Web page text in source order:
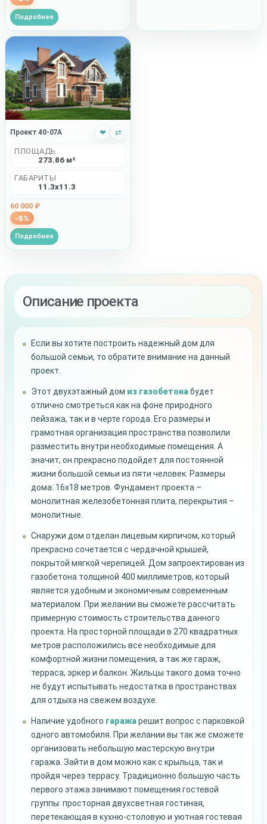
Подробнее
Проект 40-07A ❤ ⇄
ПЛОЩАДЬ
273.86 м²
ГАБАРИТЫ
11.3x11.3
60 000 ₽
-5%
Подробнее
Описание проекта
Если вы хотите построить надежный дом для
большой семьи, то обратите внимание на данный
проект.
Этот двухэтажный дом из газобетонабудет
отлично смотреться как на фоне природного
пейзажа, так и в черте города. Его размеры и
грамотная организация пространства позволили
разместить внутри необходимые помещения. А
значит, он прекрасно подойдет для постоянной
жизни большой семьи из пяти человек. Размеры
дома: 16х18 метров. Фундамент проекта –
монолитная железобетонная плита, перекрытия –
монолитные.
Снаружи дом отделан лицевым кирпичом, который
прекрасно сочетается с чердачной крышей,
покрытой мягкой черепицей. Дом запроектирован из
газобетона толщиной 400 миллиметров, который
является удобным и экономичным современным
материалом. При желании вы сможете рассчитать
примерную стоимость строительства данного
проекта. На просторной площади в 270 квадратных
метров расположились все необходимые для
комфортной жизни помещения, а так же гараж,
терраса, эркер и балкон. Жильцы такого дома точно
не будут испытывать недостатка в пространствах
для отдыха на свежем воздухе.
Наличие удобного гаражарешит вопрос с парковкой
одного автомобиля. При желании вы так же сможете
организовать небольшую мастерскую внутри
гаража. Зайти в дом можно как с крыльца, так и
пройдя через террасу. Традиционно большую часть
первого этажа занимают помещения гостевой
группы: просторная двухсветная гостиная,
перетекающая в кухню-столовую и уютная гостевая